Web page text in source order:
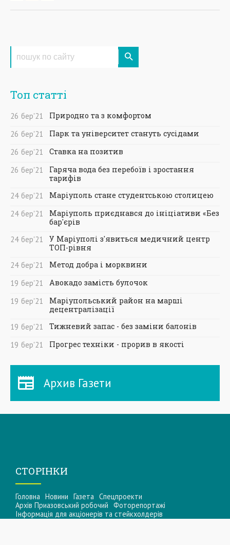
Топ статті
26 бер'21
Природно та з комфортом
26 бер'21
Парк та університет стануть сусідами
26 бер'21
Ставка на позитив
26 бер'21
Гаряча вода без перебоїв і зростання
тарифів
24 бер'21
Маріуполь стане студентською столицею
24 бер'21
Маріуполь приєднався до ініціативи «Без
бар'єрів
24 бер'21
У Маріуполі з'явиться медичний центр
ТОП-рівня
24 бер'21
Метод добра і морквини
19 бер'21
Авокадо замість булочок
19 бер'21
Маріупольський район на марші
децентралізації
19 бер'21
Тижневий запас - без заміни балонів
19 бер'21 Прогрес техніки - прорив в якості
Архив Газети
СТОРІНКИ
Головна Новини Газета Спецпроекти
Архів Приазовський робочий Фоторепортажі
Інформацiя для акцiонерiв та стейкхолдерiв